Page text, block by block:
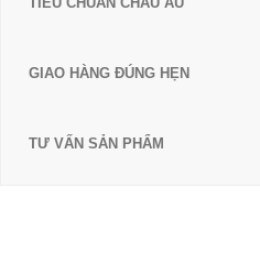
GIAO HÀNG ĐÚNG HẸN
TƯ VẤN SẢN PHẨM